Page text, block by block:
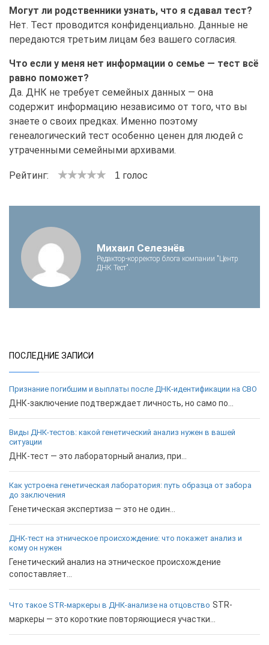
Могут ли родственники узнать, что я сдавал тест?
Нет. Тест проводится конфиденциально. Данные не
передаются третьим лицам без вашего согласия.
Что если у меня нет информации о семье — тест всё
равно поможет?
Да. ДНК не требует семейных данных — она
содержит информацию независимо от того, что вы
знаете о своих предках. Именно поэтому
генеалогический тест особенно ценен для людей с
утраченными семейными архивами.
Рейтинг: 1 голос
Михаил Селезнёв
Редактор-корректор блога компании "Центр
ДНК Тест".
ПОСЛЕДНИЕ ЗАПИСИ
Признание погибшим и выплаты после ДНК-идентификации на СВО
ДНК-заключение подтверждает личность, но само по...
Виды ДНК-тестов: какой генетический анализ нужен в вашей
ситуации
ДНК-тест — это лабораторный анализ, при...
Как устроена генетическая лаборатория: путь образца от забора
до заключения
Генетическая экспертиза — это не один...
ДНК-тест на этническое происхождение: что покажет анализ и
кому он нужен
Генетический анализ на этническое происхождение
сопоставляет...
Что такое STR-маркеры в ДНК-анализе на отцовство STR-
маркеры — это короткие повторяющиеся участки...